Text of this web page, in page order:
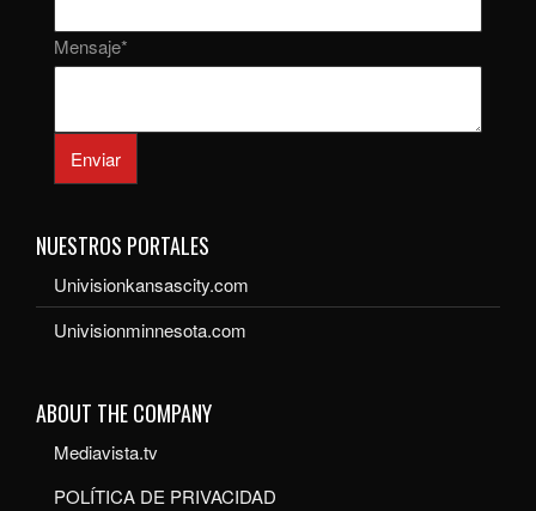
Mensaje*
Enviar
NUESTROS PORTALES
Univisionkansascity.com
Univisionminnesota.com
ABOUT THE COMPANY
Mediavista.tv
POLÍTICA DE PRIVACIDAD